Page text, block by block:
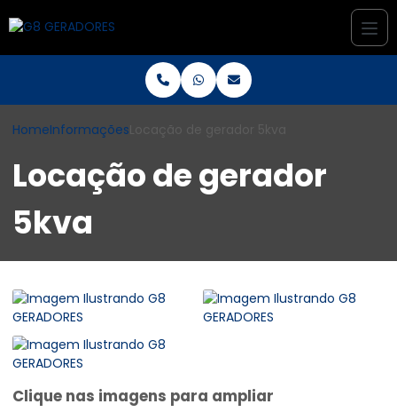
HomeInformações Locação de gerador 5kva
Locação de gerador
5kva
Clique nas imagens para ampliar